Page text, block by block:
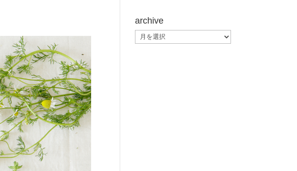
archive
archive